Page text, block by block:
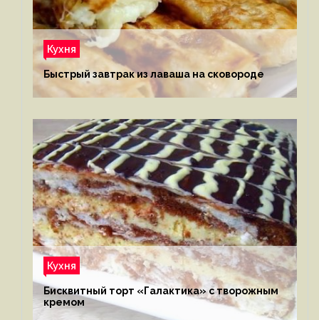
Кухня
Быстрый завтрак из лаваша на сковороде
Кухня
Бисквитный торт «Галактика» с творожным
кремом